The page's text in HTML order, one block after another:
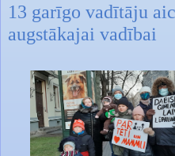
13 garīgo vadītāju
augstākajai vadībai